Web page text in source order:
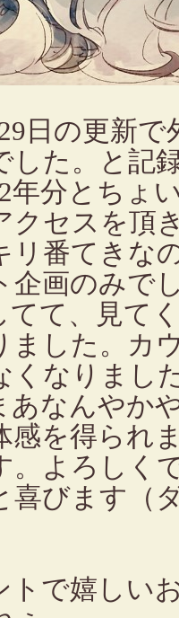
日の更新
した。と記
年分とちょ
クセスを頂
リ番てきな
企画のみで
てて、見て
ました。カ
くなりまし
あなんやか
感を得られ
。よろしく
喜びます（
トで嬉しい